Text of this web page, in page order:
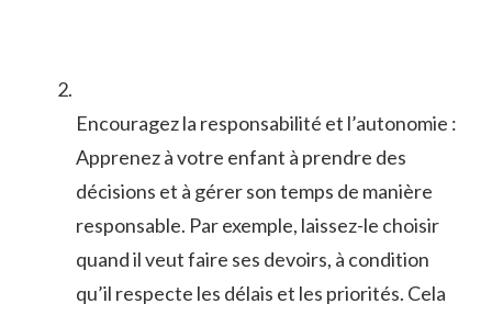
Encouragez la responsabilité⁣ et l’autonomie :
Apprenez à votre enfant à⁤ prendre des
décisions et à gérer son temps de manière⁤
responsable.‍ Par exemple, laissez-le choisir
⁤quand il veut faire ses devoirs, à condition
qu’il respecte les délais et les ​priorités. ‍Cela